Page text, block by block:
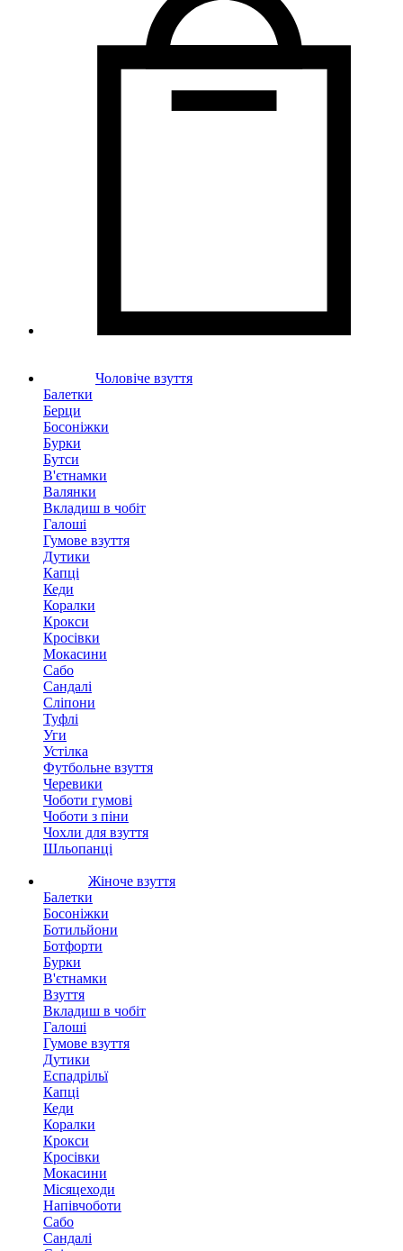
Чоловіче взуття
Балетки
Берци
Босоніжки
Бурки
Бутси
В'єтнамки
Валянки
Вкладиш в чобіт
Галоші
Гумове взуття
Дутики
Капці
Кеди
Коралки
Крокси
Кросівки
Мокасини
Сабо
Сандалі
Сліпони
Туфлі
Уги
Устілка
Футбольне взуття
Черевики
Чоботи гумові
Чоботи з піни
Чохли для взуття
Шльопанці
Жіноче взуття
Балетки
Босоніжки
Ботильйони
Ботфорти
Бурки
В'єтнамки
Взуття
Вкладиш в чобіт
Галоші
Гумове взуття
Дутики
Еспадрільї
Капці
Кеди
Коралки
Крокси
Кросівки
Мокасини
Місяцеходи
Напівчоботи
Сабо
Сандалі